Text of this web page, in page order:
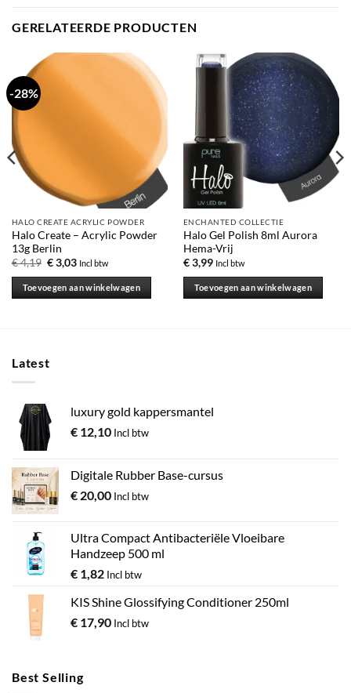
GERELATEERDE PRODUCTEN
-28%
HALO CREATE ACRYLIC POWDER
Halo Create – Acrylic Powder
13g Berlin
€4,19 Oorspronkelijke
prijs
€ 4,19.
€3,03Huidige
€ 3,03.
Incl btw
Toevoegen aan winkelwagen
ENCHANTED COLLECTIE
Halo Gel Polish 8ml Aurora
Hema-Vrij
€3,99 Incl btw
Toevoegen aan winkelwagen
Latest
luxury gold kappersmantel
€ 12,10 Incl btw
Digitale Rubber Base-cursus
€ 20,00 Incl btw
Ultra Compact Antibacteriële Vloeibare
Handzeep 500 ml
€ 1,82 Incl btw
KIS Shine Glossifying Conditioner 250ml
€ 17,90 Incl btw
Best Selling